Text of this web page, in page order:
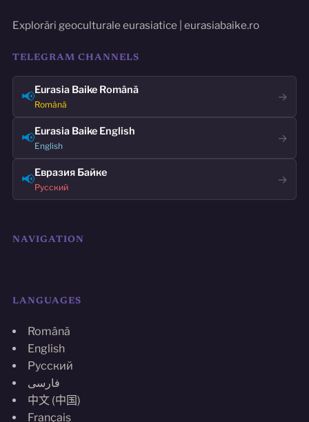
Explorări geoculturale eurasiatice | eurasiabaike.ro
TELEGRAM CHANNELS
📢Eurasia Baike Română
Română
→
📢Eurasia Baike English
English
→
📢Евразия Байке
Русский
→
NAVIGATION
LANGUAGES
Română
English
Русский
فارسی
中文 (中国)
Français